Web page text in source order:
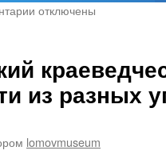
котключены
из разных
lomovmuseum